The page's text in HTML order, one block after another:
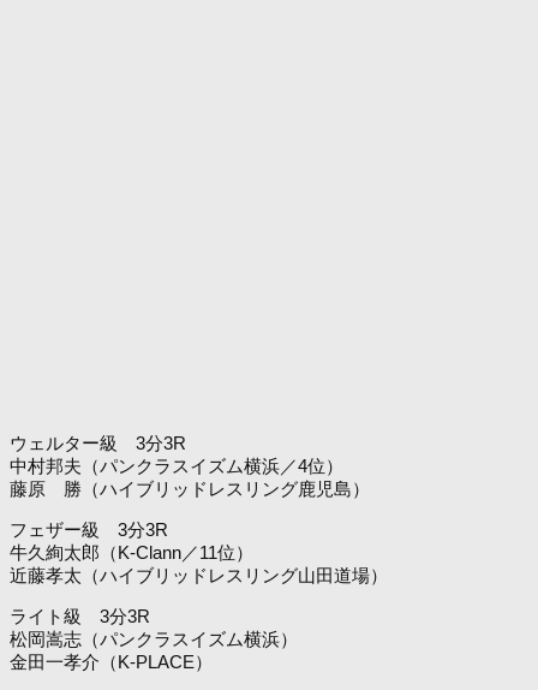
ウェルター級 3分3R
中村邦夫（パンクラスイズム横浜／4位）
藤原 勝（ハイブリッドレスリング鹿児島）
フェザー級 3分3R
牛久絢太郎（K-Clann／11位）
近藤孝太（ハイブリッドレスリング山田道場）
ライト級 3分3R
松岡嵩志（パンクラスイズム横浜）
金田一孝介（K-PLACE）